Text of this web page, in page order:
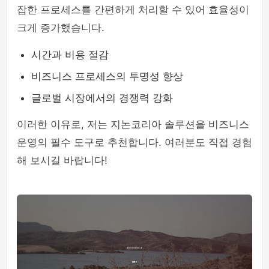
잡한 프로세스를 간편하게 처리할 수 있어 효율성이
크게 증가했습니다.
시간과 비용 절감
비즈니스 프로세스의 투명성 향상
글로벌 시장에서의 경쟁력 강화
이러한 이유로, 저는 지논코리아 솔루션을 비즈니스
운영의 필수 도구로 추천합니다. 여러분도 직접 경험
해 보시길 바랍니다!